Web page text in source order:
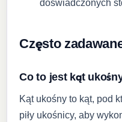
doświadczonych
Często
Co to jest kąt
Kąt ukośny to kąt, pod
piły ukośnicy, aby